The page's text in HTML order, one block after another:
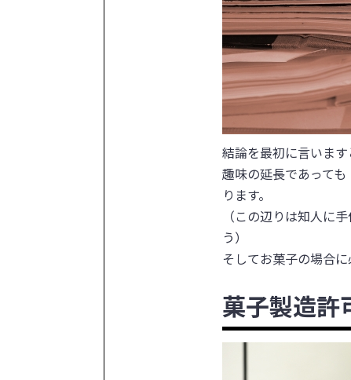
結論を最初に言います
趣味の延長であって
ります。
（この辺りは知人に
う）
そしてお菓子の場合
菓子製造許